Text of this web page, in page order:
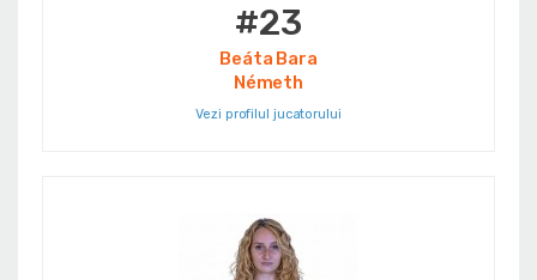
#23
Beáta Bara
Németh
Vezi profilul jucatorului